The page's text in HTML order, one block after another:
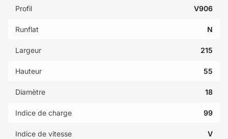
Profil V906
Runflat N
Largeur 215
Hauteur 55
Diamètre 18
Indice de charge 99
Indice de vitesse V